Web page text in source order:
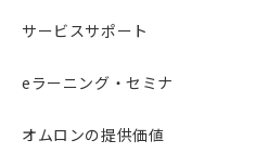
サービスサポート
eラーニング・セミナ
オムロンの提供価値